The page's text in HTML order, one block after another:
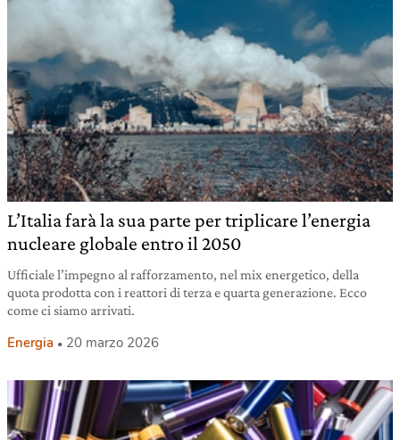
L’Italia farà la sua parte per triplicare l’energia
nucleare globale entro il 2050
Ufficiale l’impegno al rafforzamento, nel mix energetico, della
quota prodotta con i reattori di terza e quarta generazione. Ecco
come ci siamo arrivati.
Energia 20 marzo 2026